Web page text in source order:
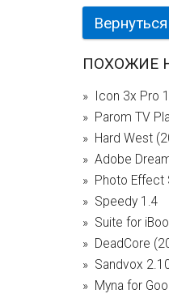
ПОХОЖИЕ
Icon 3x Pro
Parom TV
Hard West
Adobe
Photo Effect
Speedy 1.4
Suite for
DeadCore
Sandvox
Myna for